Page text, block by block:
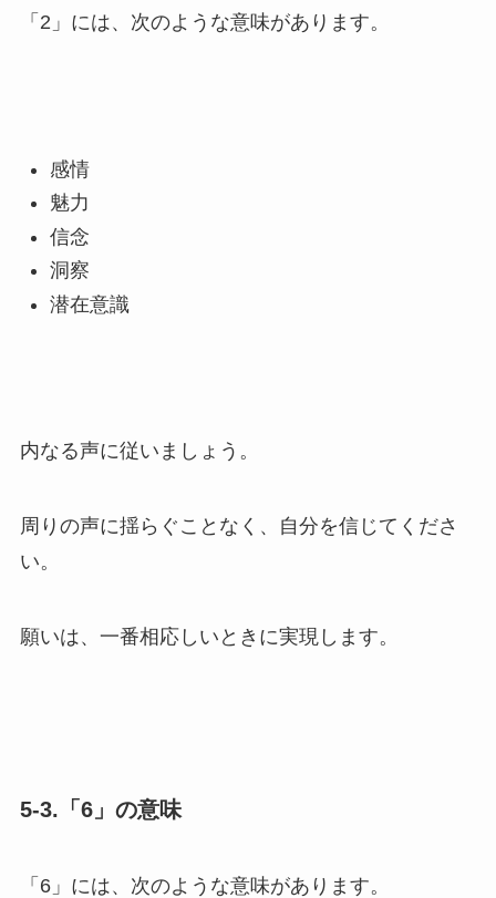
「2」には、次のような意味があります。
感情
魅力
信念
洞察
潜在意識
内なる声に従いましょう。
周りの声に揺らぐことなく、自分を信じてくださ
い。
願いは、一番相応しいときに実現します。
5-3.「6」の意味
「6」には、次のような意味があります。